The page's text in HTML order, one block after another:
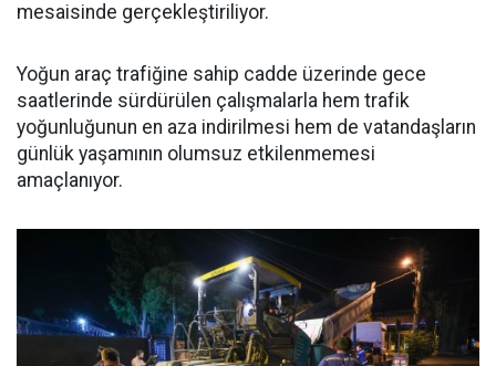
mesaisinde gerçekleştiriliyor.
Yoğun araç trafiğine sahip cadde üzerinde gece
saatlerinde sürdürülen çalışmalarla hem trafik
yoğunluğunun en aza indirilmesi hem de vatandaşların
günlük yaşamının olumsuz etkilenmemesi
amaçlanıyor.